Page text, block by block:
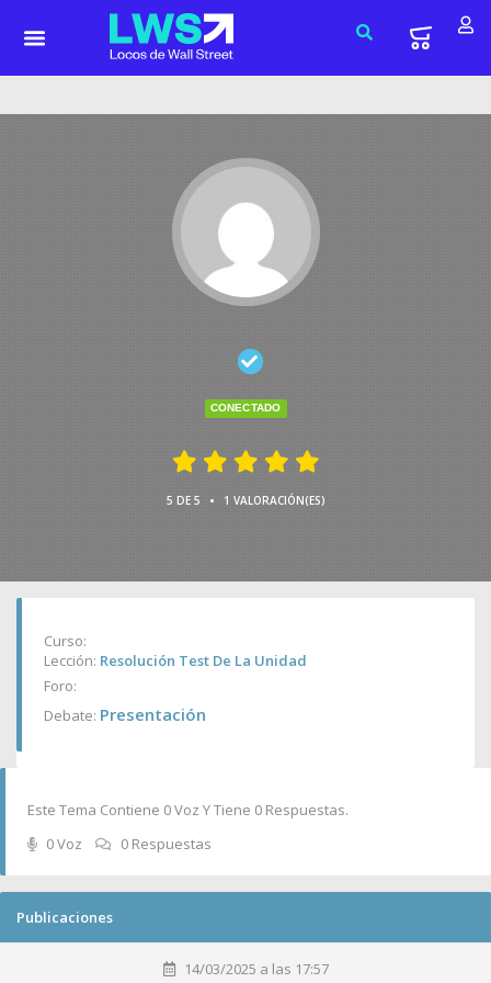
CONECTADO
5 DE 5 • 1 VALORACIÓN(ES)
Curso:
Lección: Resolución Test De La Unidad
Foro:
Debate: Presentación
Este Tema Contiene 0 Voz Y Tiene 0 Respuestas.
0 Voz
0 Respuestas
Publicaciones
14/03/2025 a las 17:57